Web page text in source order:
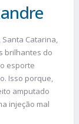
Santa Catarina,
brilhantes do
esporte
Isso porque,
amputado
injeção mal